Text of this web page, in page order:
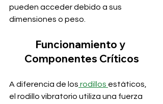
pueden acceder debido a sus
dimensiones o peso.
Funcionamiento y
Componentes Críticos
A diferencia de los rodillos estáticos,
el rodillo vibratorio utiliza una fuerza